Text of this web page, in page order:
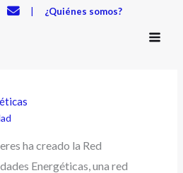
| ¿Quiénes somos?
ha creado la Red
Energéticas, una red